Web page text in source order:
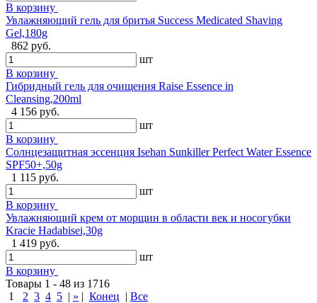
В корзину
Увлажняющий гель для бритья Success Medicated Shaving
Gel,180g
862 руб.
шт
В корзину
Гибридный гель для очищения Raise Essence in
Cleansing,200ml
4 156 руб.
шт
В корзину
Солнцезащитная эссенция Isehan Sunkiller Perfect Water Essence
SPF50+,50g
1 115 руб.
шт
В корзину
Увлажняющий крем от морщин в области век и носогубки
Kracie Hadabisei,30g
1 419 руб.
шт
В корзину
Товары 1 - 48 из 1716
1
2 3 4 5 | » | Конец | Все